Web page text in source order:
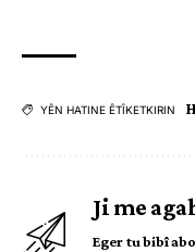
YÊN HATINE ÊTÎKETKIRIN
Ji me
Eger tu bibî